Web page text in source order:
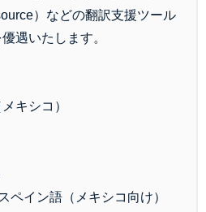
）などの翻訳支援ツール
遇いたします。
キシコ）
イン語（メキシコ向け）